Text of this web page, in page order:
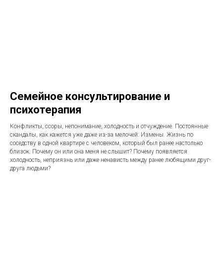
Семейное консультирование и
психотерапия
Конфликты, ссоры, непонимание, холодность и отчуждение. Постоянные
скандалы, как кажется уже даже из-за мелочей. Измены. Жизнь по
соседству в одной квартире с человеком, который был ранее настолько
близок. Почему он или она меня не слышит? Почему появляется
холодность, неприязнь или даже ненависть между ранее любящими друг-
друга людьми?